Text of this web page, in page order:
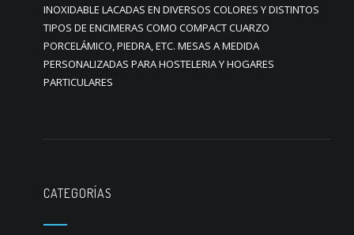
INOXIDABLE LACADAS EN DIVERSOS COLORES Y DISTINTOS
TIPOS DE ENCIMERAS COMO COMPACT CUARZO
PORCELÁMICO, PIEDRA, ETC. MESAS A MEDIDA
PERSONALIZADAS PARA HOSTELERIA Y HOGARES
PARTICULARES
CATEGORÍAS